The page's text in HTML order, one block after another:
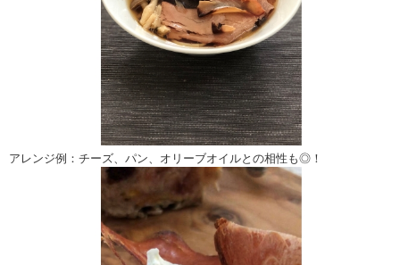
アレンジ例：チーズ、パン、オリーブオイルとの相性も◎！